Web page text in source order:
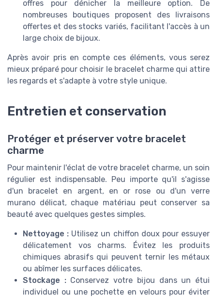
offres pour dénicher la meilleure option. De
nombreuses boutiques proposent des livraisons
offertes et des stocks variés, facilitant l'accès à un
large choix de bijoux.
Après avoir pris en compte ces éléments, vous serez
mieux préparé pour choisir le bracelet charme qui attire
les regards et s'adapte à votre style unique.
Entretien et conservation
Protéger et préserver votre bracelet
charme
Pour maintenir l'éclat de votre bracelet charme, un soin
régulier est indispensable. Peu importe qu'il s'agisse
d'un bracelet en argent, en or rose ou d'un verre
murano délicat, chaque matériau peut conserver sa
beauté avec quelques gestes simples.
Nettoyage : Utilisez un chiffon doux pour essuyer
délicatement vos charms. Évitez les produits
chimiques abrasifs qui peuvent ternir les métaux
ou abîmer les surfaces délicates.
Stockage :Conservez votre bijou dans un étui
individuel ou une pochette en velours pour éviter